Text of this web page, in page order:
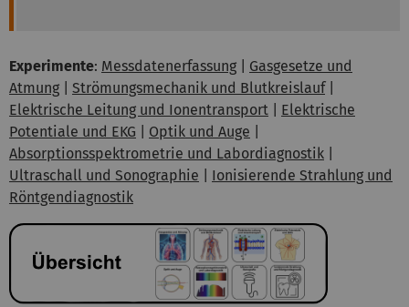
Experimente: Messdatenerfassung
Gasgesetze und
Atmung
Strömungsmechanik und Blutkreislauf|
Elektrische Leitung und Ionentransport
Elektrische
Potentiale und EKG
Optik und Auge
Absorptionsspektrometrie und Labordiagnostik
Ultraschall und Sonographie
Ionisierende Strahlung und
Röntgendiagnostik